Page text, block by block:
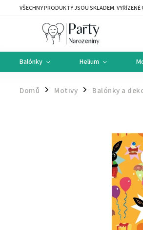
VŠECHNY PRODUKTY JSOU SKLADEM.
Balónky Helium
Domů / Motivy / Balónky a